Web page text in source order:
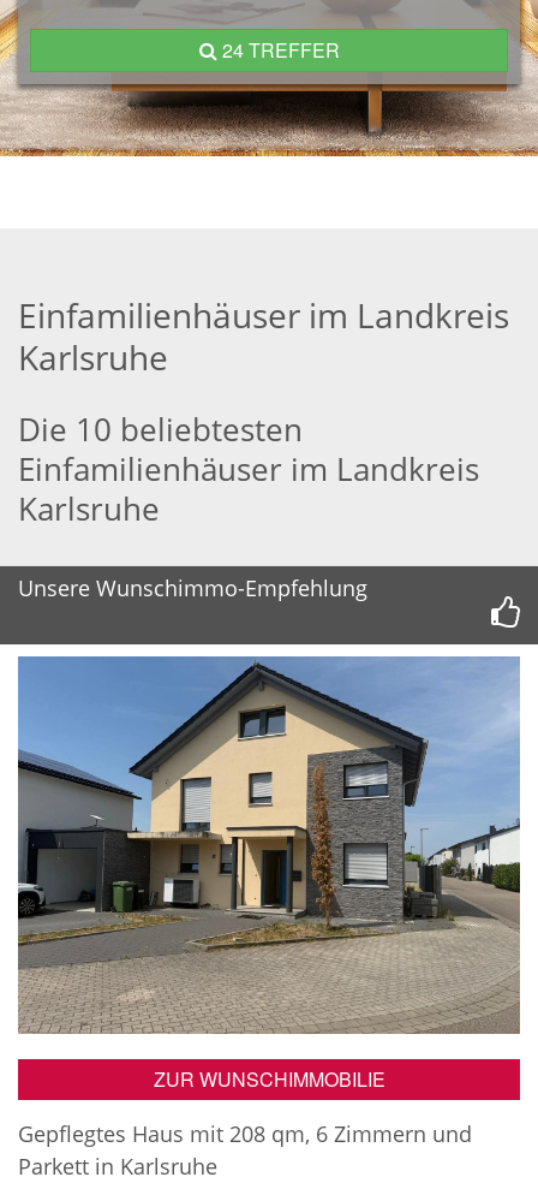
24 TREFFER
Einfamilienhäuser im Landkreis
Karlsruhe
Die 10 beliebtesten
Einfamilienhäuser im Landkreis
Karlsruhe
Unsere Wunschimmo-Empfehlung
ZUR WUNSCHIMMOBILIE
Gepflegtes Haus mit 208 qm, 6 Zimmern und
Parkett in Karlsruhe